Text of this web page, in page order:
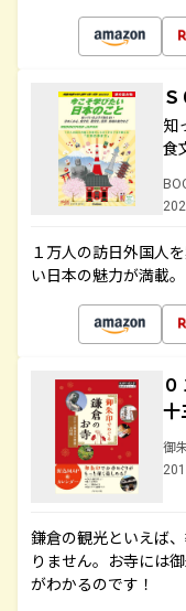
知
食
１万人の訪日外国人
い日本の魅力が満載
御
鎌倉の観光といえば
りません。お寺には
がわかるのです！